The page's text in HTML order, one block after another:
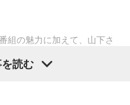
組の魅力に加えて、山下さ
ども幅広くご紹介いたしま
読む